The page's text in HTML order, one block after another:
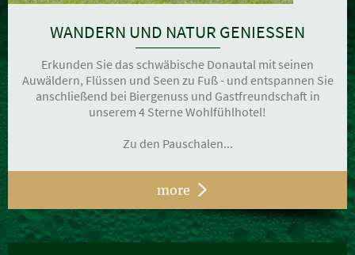
WANDERN UND NATUR GENIESSEN
Erkunden Sie das schwäbische Donautal mit seinen
Auwäldern, Flüssen und Seen zu Fuß - und entspannen Sie
anschließend bei Biergenuss und Gastfreundschaft in
unserem 4 Sterne Wohlfühlhotel!
Zu den Pauschalen...
more